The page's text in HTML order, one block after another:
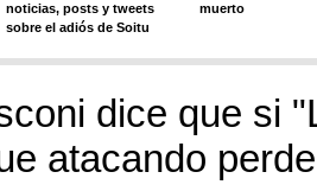
noticias, posts y tweets
sobre el adiós de Soitu
muerto
dice que si
atacando